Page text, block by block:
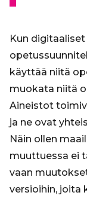
Kun
käyttää niitä
muokata niitä
Aineistot
ja ne ovat
Näin ollen
muuttuessa ei
vaan
versioihin, joita